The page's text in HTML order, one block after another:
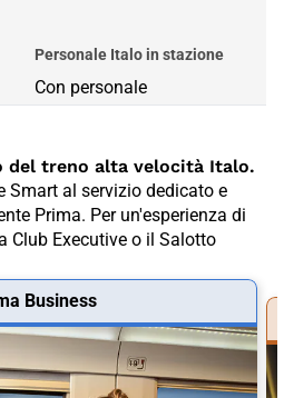
Personale Italo in stazione
Con personale
del treno alta velocità Italo.
Smart al servizio dedicato e
Prima. Per un'esperienza di
Club Executive o il Salotto
Business